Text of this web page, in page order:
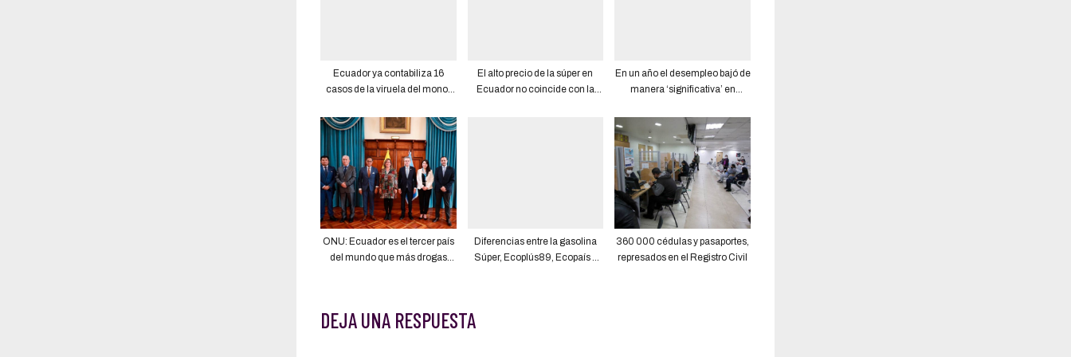
Ecuador ya contabiliza 16
casos de la viruela del mono,
El alto precio de la súper en
Ecuador no coincide con la
En un año el desempleo bajó de
manera ‘significativa’ en
según la encuesta del INEC del
mes de julio
ONU: Ecuador es el tercer país
del mundo que más drogas
Diferencias entre la gasolina
Súper, Ecoplús89, Ecopaís y
360 000 cédulas y pasaportes,
represados en el Registro Civil
DEJA UNA RESPUESTA